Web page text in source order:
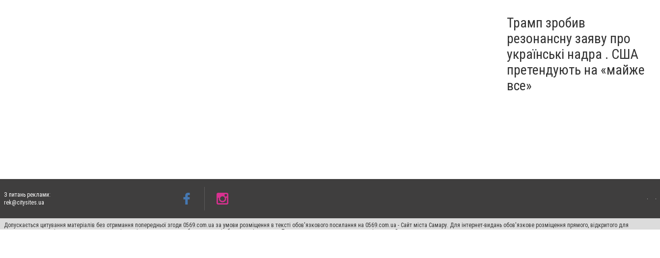
Трамп зробив
резонансну заяву про
українські надра . США
претендують на «майже
все»
З питань реклами:
rek@citysites.ua
Допускається цитування матеріалів без отримання попередньої згоди 0569.com.ua за умови розміщення в тексті обов'язкового посилання на 0569.com.ua - Сайт міста Самару. Для інтернет-видань обов'язкове розміщення прямого, відкритого для
пошукових систем гіперпосилання на цитовані статті не нижче другого абзацу в тексті або в якості джерела. Порушення виняткових прав переслідується Законом.